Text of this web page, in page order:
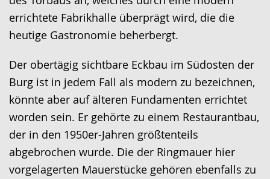
errichtete Fabrikhalle überprägt wird, die die
heutige Gastronomie beherbergt.
Der obertägig sichtbare Eckbau im Südosten der
Burg ist in jedem Fall als modern zu bezeichnen,
könnte aber auf älteren Fundamenten errichtet
worden sein. Er gehörte zu einem Restaurantbau,
der in den 1950er-Jahren größtenteils
abgebrochen wurde. Die der Ringmauer hier
vorgelagerten Mauerstücke gehören ebenfalls zu